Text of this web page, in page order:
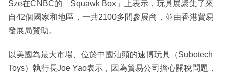
Sze在CNBC的「Squawk Box」上表示，玩具展聚集了來
自42個國家和地區，一共2100多間參展商，並由香港貿易
發展局贊助。
以美國為最大市場、位於中國汕頭的速博玩具（Subotech
Toys）執行長Joe Yao表示，因為貿易公司擔心關稅問題，